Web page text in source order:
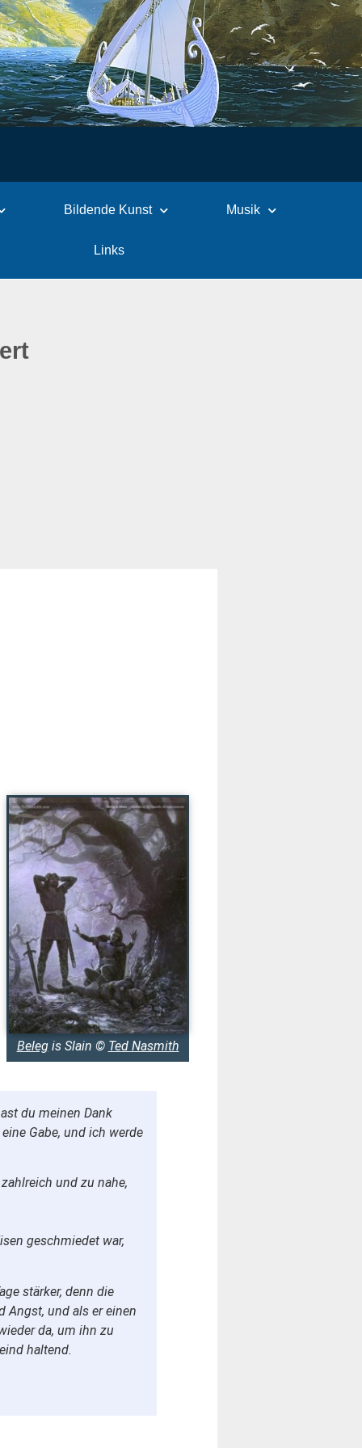
Bildende Kunst Musik
Links
Belegis Slain © Ted Nasmith
du meinen Dank
Gabe, und ich werde
und zu nahe,
geschmiedet war,
stärker, denn die
und als er einen
da, um ihn zu
haltend.